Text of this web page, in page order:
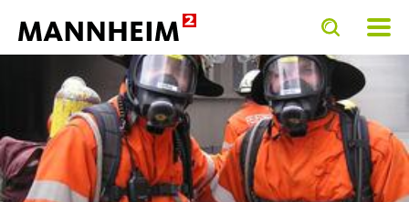
Toggle
search
input
form
Toggle
search
input